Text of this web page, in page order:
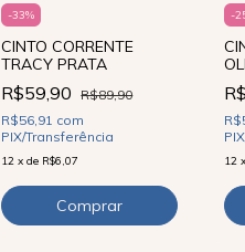
-33%
CINTO CORRENTE
TRACY PRATA
R$59,90
R$89,90
R$56,91 com
PIX/Transferência
12 xde R$6,07
-
12